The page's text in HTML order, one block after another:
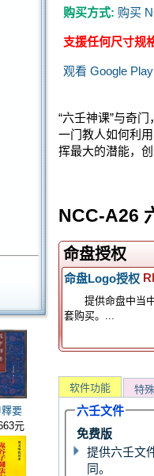
要
元
购买方式: 购买
支援任何尺寸规
观看 Google
“六壬神课”与奇
一门教人如何利
挥最大的潜能，
NCC-A26
命盘授权
命盘Logo授权
提供命盘中当
套购买。...
软件功能 特
六壬文件
免费版
提供六壬文
同。